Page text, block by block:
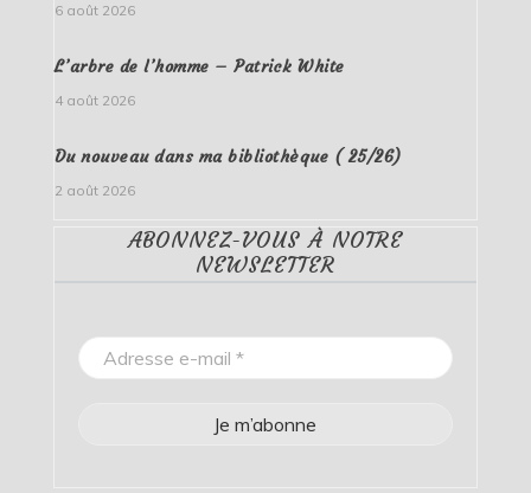
6 août 2026
L’arbre de l’homme – Patrick White
4 août 2026
Du nouveau dans ma bibliothèque ( 25/26)
2 août 2026
ABONNEZ-VOUS À NOTRE
NEWSLETTER